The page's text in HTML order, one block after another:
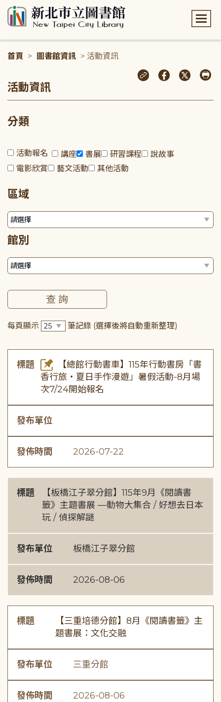
首頁 > 圖書館資訊 > 活動資訊
活動資訊
分類
活動報名 講座 書展 研習課程
說故事
電影欣賞
藝文活動 其他活動
區域
館別
每頁顯示 筆記錄 (選擇後將自動重新整理)
標題
【總館行動書車】115年行動書房「書
香行旅・夏日手作漫遊」暑假活動-8月場
次7/24開始報名
發布單位
發佈時間 2026-07-22
標題
【板橋江子翠分館】115年9月《閱讀書
籤》主題書展 —動物大集合 / 好想去日本
玩 / 偵探解謎
發布單位 板橋江子翠分館
發佈時間 2026-08-06
標題
【三重培德分館】8月《閱讀書籤》主
題書展：文化交融
發布單位 三重分館
發佈時間 2026-08-06